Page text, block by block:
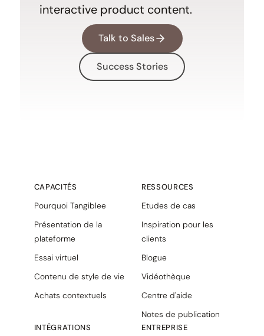
interactive product content.
Talk to Sales
Success Stories
CAPACITÉS
Pourquoi Tangiblee
Présentation de la
plateforme
Essai virtuel
Contenu de style de vie
Achats contextuels
INTÉGRATIONS
RESSOURCES
Etudes de cas
Inspiration pour les
clients
Blogue
Vidéothèque
Centre d'aide
Notes de publication
ENTREPRISE